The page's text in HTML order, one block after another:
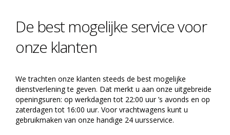
De best mogelijke service voor
onze klanten
We trachten onze klanten steeds de best mogelijke
dienstverlening te geven. Dat merkt u aan onze uitgebreide
openingsuren: op werkdagen tot 22:00 uur ’s avonds en op
zaterdagen tot 16:00 uur. Voor vrachtwagens kunt u
gebruikmaken van onze handige 24 uursservice.